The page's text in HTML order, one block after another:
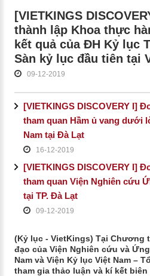
[VIETKINGS
thành lập Khoa thực
kết quả của ĐH Kỷ lục
Sàn kỷ lục đầu tiên tại
09-12-2019
[VIETKINGS DISCOVERY I]
tham quan Hầm ủ vang dưới
Nam tại Đà Lạt
16-12-2019
[VIETKINGS DISCOVERY I]
tham quan Viện Nghiên cứu
tại TP. Đà Lạt
09-12-2019
(Kỷ lục - VietKings) Tại Chương
đạo của Viện Nghiên cứu và
Nam và Viện Kỷ lục Việt Nam –
tham gia thảo luận và kí kết